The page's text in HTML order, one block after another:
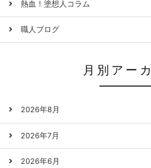
熱血！塗想人コラム
職人ブログ
月別アー
2026年8月
2026年7月
2026年6月